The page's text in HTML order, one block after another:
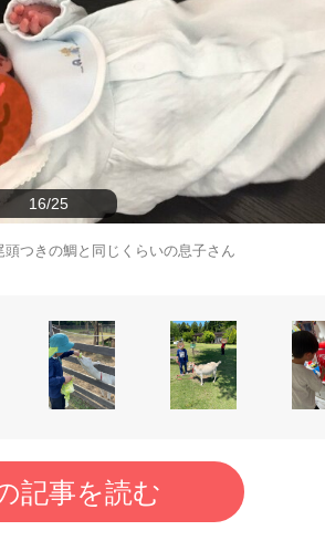
16/25
つきの鯛と同じくらいの息子さん
記事を読む